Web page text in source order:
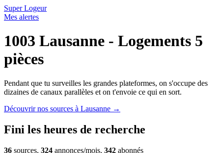
Super Logeur
Mes alertes
1003 Lausanne - Logements 5
pièces
Pendant que tu surveilles les grandes plateformes, on s'occupe des
dizaines de canaux parallèles et on t'envoie ce qui en sort.
Découvrir nos sources à Lausanne →
Fini les heures de recherche
36 sources, 324 annonces/mois, 342 abonnés